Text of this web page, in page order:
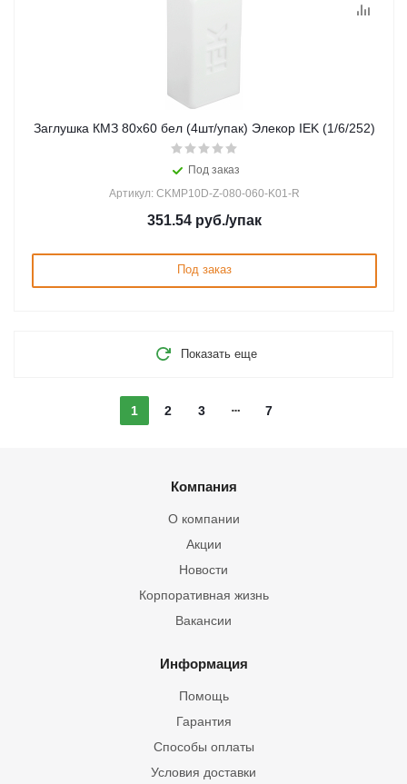
Заглушка КМЗ 80х60 бел (4шт/упак) Элекор IEK (1/6/252)
Под заказ
Артикул: CKMP10D-Z-080-060-K01-R
351.54 руб./упак
Под заказ
Показать еще
1 2 3 7
Компания
О компании
Акции
Новости
Корпоративная жизнь
Вакансии
Информация
Помощь
Гарантия
Способы оплаты
Условия доставки